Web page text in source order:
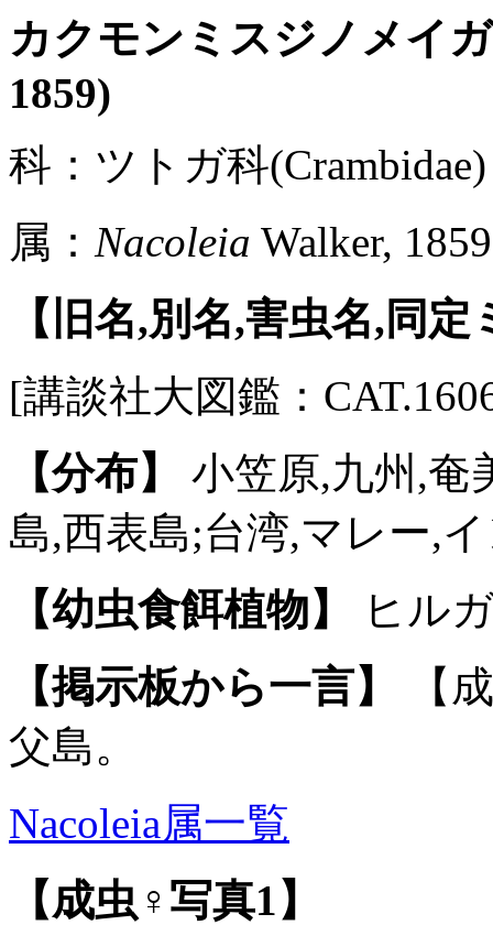
カクモンミスジノメイ
1859)
科：ツトガ科
属： Nacoleia Walker, 1859
【旧名,別名,害虫名,同
[講談社大図鑑：
【分布】
小笠原,九州,奄
島,西表島;台湾,マレー,
【幼虫食餌植物】
ヒル
【掲示板から一言】
【
父島。
Nacoleia属一覧
【成虫♀写真1】